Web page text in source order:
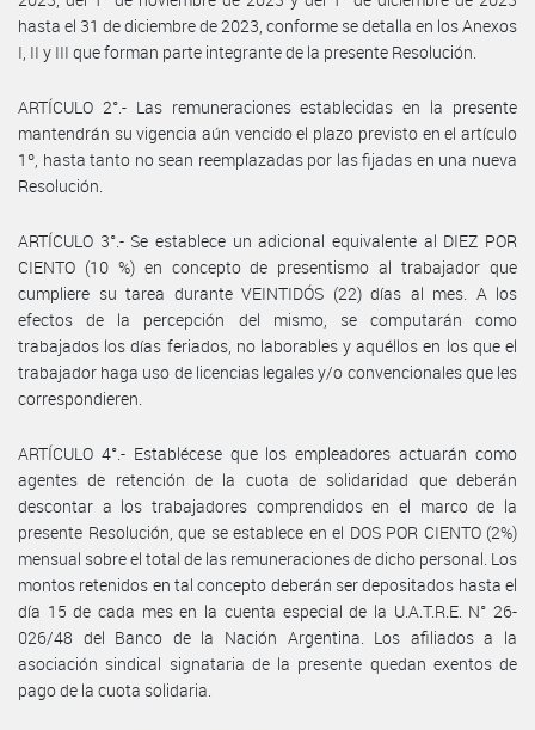
hasta el 31 de diciembre de 2023, conforme se detalla en los Anexos
I, II y III que forman parte integrante de la presente Resolución.
ARTÍCULO 2°.- Las remuneraciones establecidas en la presente
mantendrán su vigencia aún vencido el plazo previsto en el artículo
1º, hasta tanto no sean reemplazadas por las fijadas en una nueva
Resolución.
ARTÍCULO 3°.- Se establece un adicional equivalente al DIEZ POR
CIENTO (10 %) en concepto de presentismo al trabajador que
cumpliere su tarea durante VEINTIDÓS (22) días al mes. A los
efectos de la percepción del mismo, se computarán como
trabajados los días feriados, no laborables y aquéllos en los que el
trabajador haga uso de licencias legales y/o convencionales que les
correspondieren.
ARTÍCULO 4°.- Establécese que los empleadores actuarán como
agentes de retención de la cuota de solidaridad que deberán
descontar a los trabajadores comprendidos en el marco de la
presente Resolución, que se establece en el DOS POR CIENTO (2%)
mensual sobre el total de las remuneraciones de dicho personal. Los
montos retenidos en tal concepto deberán ser depositados hasta el
día 15 de cada mes en la cuenta especial de la U.A.T.R.E. N° 26-
026/48 del Banco de la Nación Argentina. Los afiliados a la
asociación sindical signataria de la presente quedan exentos de
pago de la cuota solidaria.